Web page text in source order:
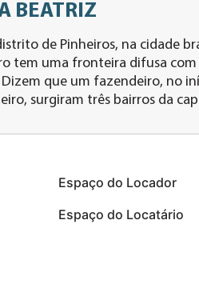
BEATRIZ
de Pinheiros, na cidade
tem uma fronteira difusa
que um fazendeiro, no
surgiram três bairros da
Espaço do Locador
Espaço do Locatário